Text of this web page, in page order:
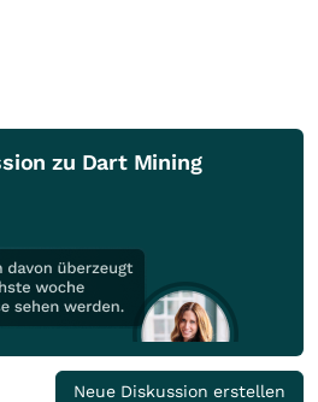
zu Dart Mining
Neue Diskussion erstellen